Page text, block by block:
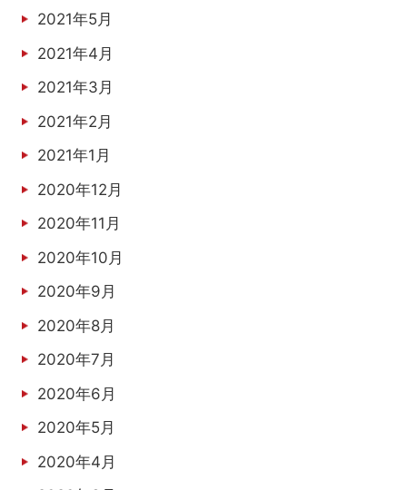
2021年5月
2021年4月
2021年3月
2021年2月
2021年1月
2020年12月
2020年11月
2020年10月
2020年9月
2020年8月
2020年7月
2020年6月
2020年5月
2020年4月